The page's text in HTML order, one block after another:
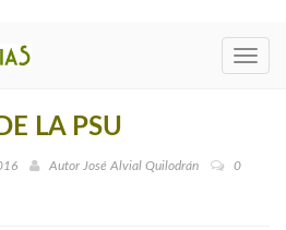
LA PSU
Autor José Alvial Quilodrán
0